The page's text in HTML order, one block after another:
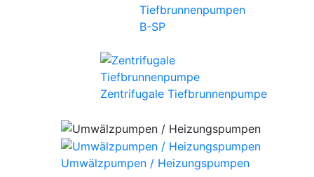
Tiefbrunnenpumpen
B-SP
Zentrifugale Tiefbrunnenpumpe
Umwälzpumpen / Heizungspumpen